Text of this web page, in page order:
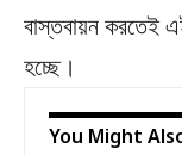
বাস্তবায়ন করতেই
হচ্ছে।
You Might